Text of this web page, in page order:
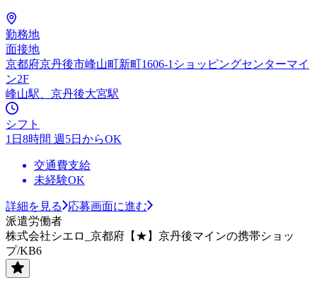
勤務地
面接地
京都府京丹後市峰山町新町1606-1ショッピングセンターマイ
ン2F
峰山駅、京丹後大宮駅
シフト
1日8時間 週5日からOK
交通費支給
未経験OK
詳細を見る
応募画面に進む
派遣労働者
株式会社シエロ_京都府【★】京丹後マインの携帯ショッ
プ/KB6